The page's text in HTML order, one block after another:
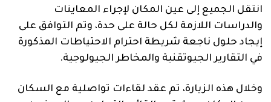
انتقل الجميع إلى عين المكان لإجراء المعاينات
والدراسات اللازمة لكل حالة على حدة، وتم التوافق على
إيجاد حلول ناجعة شريطة احترام الاحتياطات المذكورة
في التقارير الجيوتقنية والمخاطر الجيولوجية.
وخلال هذه الزيارة، تم عقد لقاءات تواصلية مع السكان